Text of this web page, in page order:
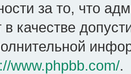
за то, что
в качестве
www.phpbb.com/.